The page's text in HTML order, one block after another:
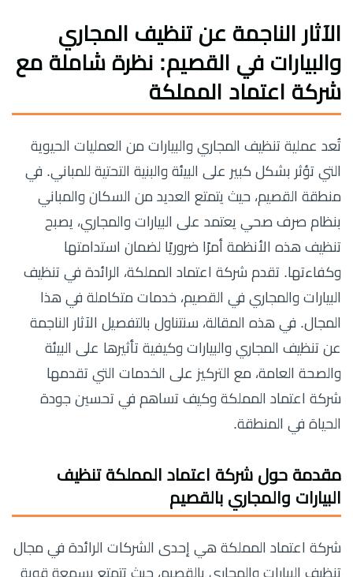
الآثار الناجمة عن تنظيف المجاري
والبيارات في القصيم: نظرة شاملة مع
شركة اعتماد المملكة
تُعد عملية تنظيف المجاري والبيارات من العمليات الحيوية
التي تؤثر بشكل كبير على البيئة والبنية التحتية للمباني. في
منطقة القصيم، حيث يتمتع العديد من السكان والمباني
بنظام صرف صحي يعتمد على البيارات والمجاري، يصبح
تنظيف هذه الأنظمة أمرًا ضروريًا لضمان استدامتها
وكفاءتها. تقدم شركة اعتماد المملكة، الرائدة في تنظيف
البيارات والمجاري في القصيم، خدمات متكاملة في هذا
المجال. في هذه المقالة، سنتناول بالتفصيل الآثار الناجمة
عن تنظيف المجاري والبيارات وكيفية تأثيرها على البيئة
والصحة العامة، مع التركيز على الخدمات التي تقدمها
شركة اعتماد المملكة وكيف تساهم في تحسين جودة
الحياة في المنطقة.
مقدمة حول شركة اعتماد المملكة تنظيف
البيارات والمجاري بالقصيم
شركة اعتماد المملكة هي إحدى الشركات الرائدة في مجال
تنظيف البيارات والمجاري بالقصيم، حيث تتمتع بسمعة قوية